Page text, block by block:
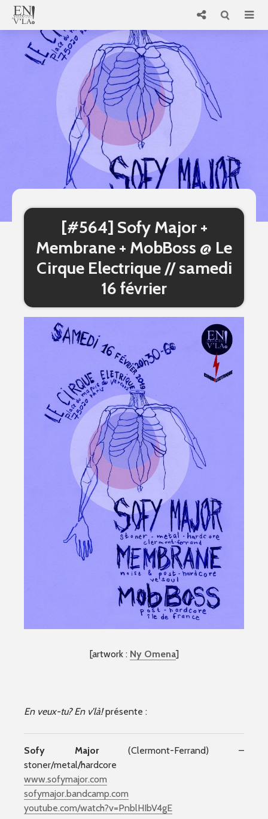
[#564] Sofy Major +
Membrane + MobBoss @ Le
Cirque Electrique // samedi
16 février
[artwork : Ny Omena]
En veux-tu? En v’là!présente :
Sofy Major(Clermont-Ferrand) –
stoner/metal/hardcore
www.sofymajor.com
sofymajor.bandcamp.com
youtube.com/watch?v=PnblHIbV4gE